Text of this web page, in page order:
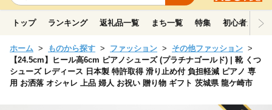
トップ ランキング 返礼品一覧 まち一覧 特集 初心者ガイド
ホーム ものから探す ファッション
その他ファッション
【24.5cm】ヒール高6cm ピアノシューズ (プラチナゴールド) | 靴 くつ
シューズ レディース 日本製 特許取得 滑り止め付 負担軽減 ピアノ 専
用 お洒落 オシャレ 上品 婦人 お祝い 贈り物 ギフト 茨城県 龍ケ崎市